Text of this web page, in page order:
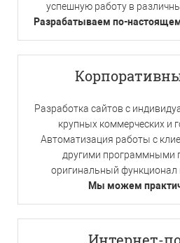
успешную работу в
Разрабатываем по-
Разработка сайтов с
крупных коммерческих и
Автоматизация работы с
другими программными
оригинальный функционал
Мы можем